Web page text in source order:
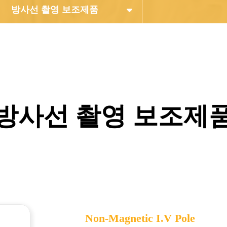
방사선 촬영 보조제품
사선 촬영 보조제
Non-Magnetic I.V Pole